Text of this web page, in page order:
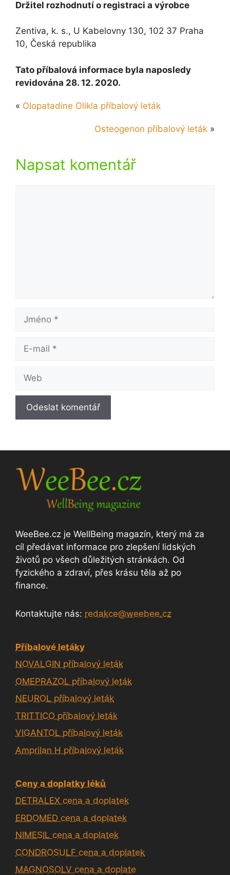
Držitel rozhodnutí o registraci a výrobce
Zentiva, k. s., U Kabelovny 130, 102 37 Praha
10, Česká republika
Tato příbalová informace byla naposledy
revidována 28. 12. 2020.
« Olopatadine Olikla příbalový leták
Osteogenon příbalový leták »
Napsat komentář
Jméno
mail
WeeBee.cz je WellBeing magazín, který má za
cíl předávat informace pro zlepšení lidských
životů po všech důležitých stránkách. Od
fyzického a zdraví, přes krásu těla až po
finance.
Kontaktujte nás: redakce@weebee.cz
Příbalové letáky
NOVALGIN příbalový leták
OMEPRAZOL příbalový leták
NEUROL příbalový leták
TRITTICO příbalový leták
VIGANTOL příbalový leták
Amprilan H příbalový leták
Ceny a doplatky léků
DETRALEX cena a doplatek
ERDOMED cena a doplatek
NIMESIL cena a doplatek
CONDROSULF cena a doplatek
MAGNOSOLV cena a doplate